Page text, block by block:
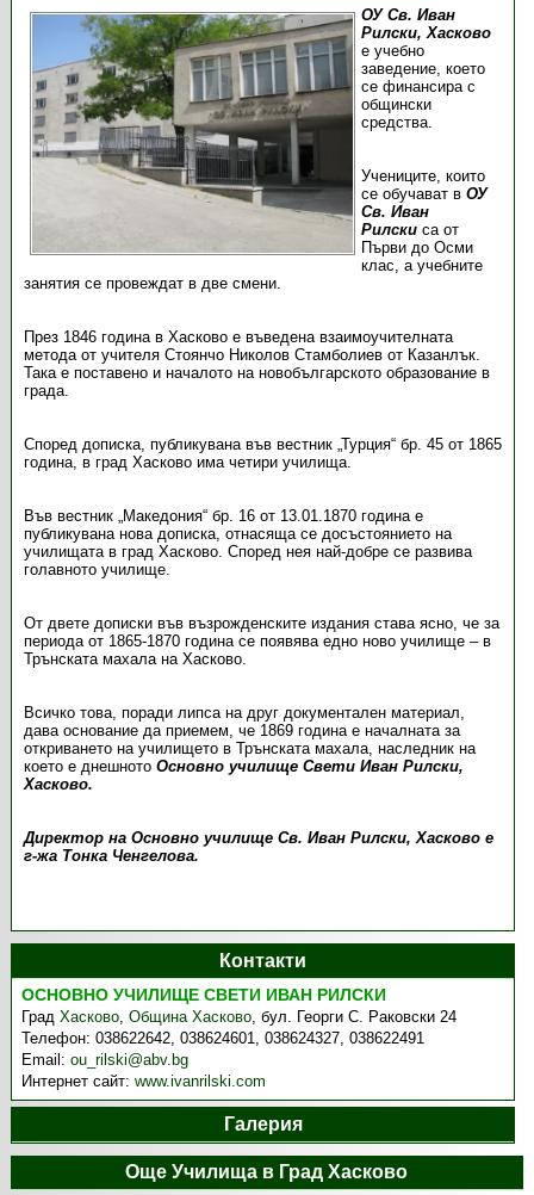
ОУ Св. Иван
Рилски, Хасково
е учебно
заведение, което
се финансира с
общински
средства.
Учениците, които
се обучават в ОУ
Св. Иван
Рилски са от
Първи до Осми
клас, а учебните
занятия се провеждат в две смени.
През 1846 година в Хасково е въведена взаимоучителната
метода от учителя Стоянчо Николов Стамболиев от Казанлък.
Така е поставено и началото на новобългарското образование в
града.
Според дописка, публикувана във вестник „Турция“ бр. 45 от 1865
година, в град Хасково има четири училища.
Във вестник „Македония“ бр. 16 от 13.01.1870 година е
публикувана нова дописка, отнасяща се досъстоянието на
училищата в град Хасково. Според нея най-добре се развива
голавното училище.
От двете дописки във възрожденските издания става ясно, че за
периода от 1865-1870 година се появява едно ново училище – в
Трънската махала на Хасково.
Всичко това, поради липса на друг документален материал,
дава основание да приемем, че 1869 година е началната за
откриването на училището в Трънската махала, наследник на
което е днешното Основно училище Свети Иван Рилски,
Хасково.
Директор на Основно училище Св. Иван Рилски, Хасково е
г-жа Тонка Ченгелова.
Контакти
ОСНОВНО УЧИЛИЩЕ СВЕТИ ИВАН РИЛСКИ
ГрадХасково,Община Хасково,бул. Георги С. Раковски 24
Телефон:038622642, 038624601, 038624327, 038622491
Email:ou_rilski@abv.bg
Интернет сайт:www.ivanrilski.com
Галерия
Още Училища в Град Хасково